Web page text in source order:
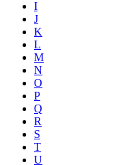
I
J
K
L
M
N
O
P
Q
R
S
T
U